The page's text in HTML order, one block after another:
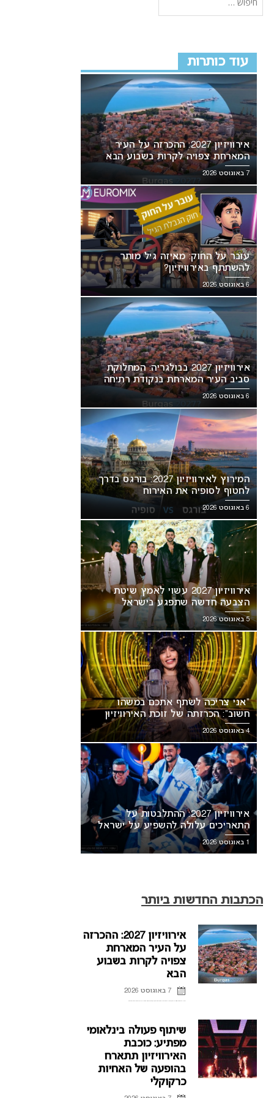
צריכה לשתף אתכם במשהו
הכרזתה של זוכת האירוויזיון
את הרשת
התאריכים עלולה להשפיע על
ישראל
עוד כותרות
אירוויזיון 2027: ההכרזה על העיר
המארחת צפויה לקרות בשבוע הבא
7 באוגוסט 2026
עובר על החוק: מאיזה גיל מותר
להשתתף באירוויזיון?
6 באוגוסט 2026
אירוויזיון 2027 בבולגריה: המחלוקת
סביב העיר המארחת בנקודת רתיחה
6 באוגוסט 2026
המירוץ לאירוויזיון 2027: בורגס בדרך
לחטוף לסופיה את האירוח
6 באוגוסט 2026
אירוויזיון 2027 עשוי לאמץ שיטת
הצבעה חדשה שתפגע בישראל
5 באוגוסט 2026
“אני צריכה לשתף אתכם במשהו
חשוב”: הכרזתה של זוכת האירוויזיון
מסעירה את הרשת
4 באוגוסט 2026
אירוויזיון 2027: ההתלבטות על
התאריכים עלולה להשפיע על ישראל
1 באוגוסט 2026
הכתבות החדשות ביותר
אירוויזיון 2027: ההכרזה
על העיר המארחת
צפויה לקרות בשבוע
הבא
7 באוגוסט 2026
שיתוף פעולה בינלאומי
מפתיע: כוכבת
האירוויזיון תתארח
בהופעה של האחיות
כרקוקלי